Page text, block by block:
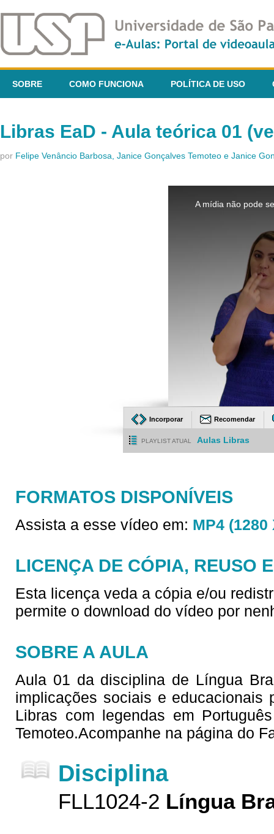
SOBRE COMO FUNCIONA POLÍTICA DE USO
Libras EaD - Aula teórica 01
por Felipe Venâncio Barbosa, Janice Gonçalves Temoteo e Janice
A mídia não pode
Incorporar Recomendar
PLAYLIST ATUAL Aulas Libras
FORMATOS DISPONÍVEIS
Assista a esse vídeo em: MP4 (1280
LICENÇA DE CÓPIA, REUSO
Esta licença veda a cópia e/ou
permite o download do vídeo por
SOBRE A AULA
Aula 01 da disciplina de Língua
implicações sociais e educacionais
Libras com legendas em
Temoteo.Acompanhe na página do
Disciplina
FLL1024-2 Língua